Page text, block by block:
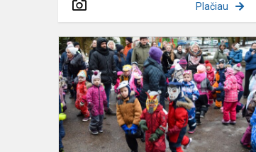
Plačiau